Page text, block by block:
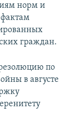
норм и
граждан.
по
в августе